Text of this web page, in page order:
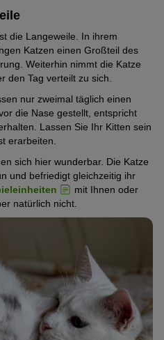
die Langeweile. In ihrem
Katzen einen Großteil des
Weiterhin nimmt die Katze
den Tag verteilt zu sich.
nur zweimal täglich einen
die Nase gestellt, entspricht
Lassen Sie Ihr Kitten sein
erarbeiten.
sich hier wunderbar. Die Katze
und befriedigt gleichzeitig ihr
mit Ihnen oder
natürlich nicht.